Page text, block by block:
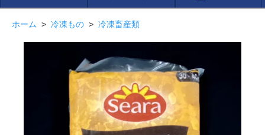
ホーム > 冷凍もの > 冷凍畜産類